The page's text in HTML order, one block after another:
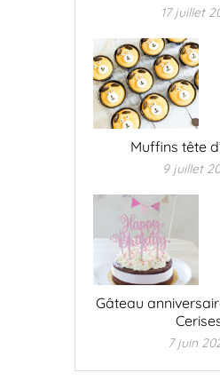
17 juillet
Muffins tête
9 juillet
Gâteau
7 juin